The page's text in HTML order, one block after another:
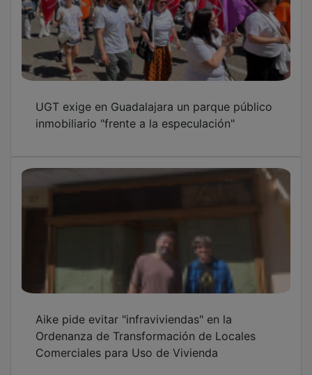
UGT exige en Guadalajara un parque público
inmobiliario "frente a la especulación"
Aike pide evitar "infraviviendas" en la
Ordenanza de Transformación de Locales
Comerciales para Uso de Vivienda